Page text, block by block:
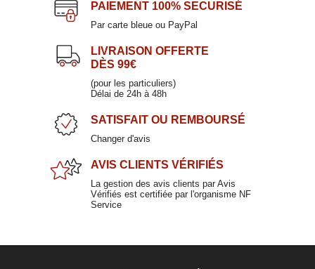
PAIEMENT 100% SECURISÉ
Par carte bleue ou PayPal
LIVRAISON OFFERTE
DÈS 99€
(pour les particuliers)
Délai de 24h à 48h
SATISFAIT OU REMBOURSÉ
Changer d'avis
AVIS CLIENTS VÉRIFIÉS
La gestion des avis clients par Avis
Vérifiés est certifiée par l'organisme NF
Service